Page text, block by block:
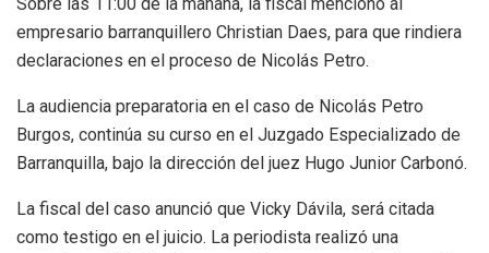
empresario barranquillero Christian Daes, para que rindiera
declaraciones en el proceso de Nicolás Petro.
La audiencia preparatoria en el caso de Nicolás Petro
Burgos, continúa su curso en el Juzgado Especializado de
Barranquilla, bajo la dirección del juez Hugo Junior Carbonó.
La fiscal del caso anunció que Vicky Dávila, será citada
como testigo en el juicio. La periodista realizó una